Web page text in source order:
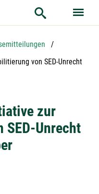
von SED-Unrecht
zur
SED-Unrecht